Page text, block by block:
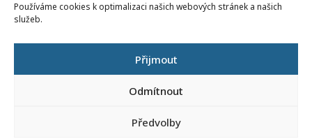
Používáme cookies k optimalizaci našich webových stránek a našich
služeb.
Přijmout
Odmítnout
Předvolby
GDPR
Národní pedagogický institut ČR
Senovážné náměstí 25
110 00 Praha 1